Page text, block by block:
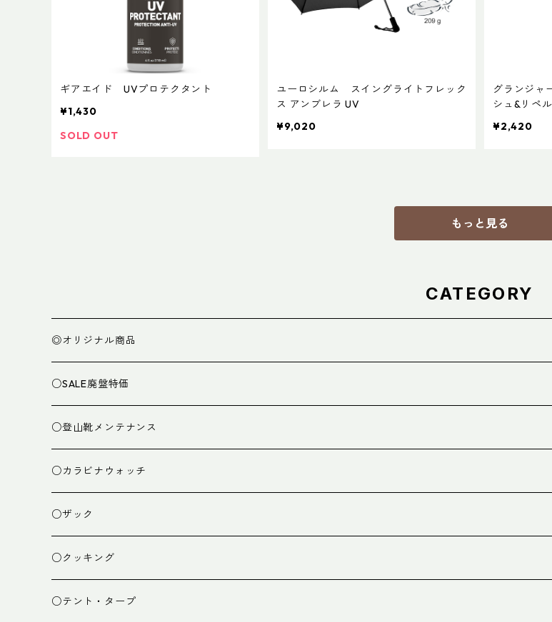
ギアエイド UVプロテクタント
¥1,430
SOLD OUT
ユーロシルム スイングライトフレック
ス アンブレラ UV
¥9,020
グランジャ
シュ&リペ
¥2,420
もっと見る
CATEGORY
◎オリジナル商品
○SALE廃盤特価
○登山靴メンテナンス
○カラビナウォッチ
○ザック
ザック
スタッフバッグ
○クッキング
クッカー
○テント・タープ